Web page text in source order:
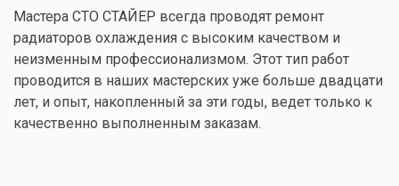
Мастера СТО СТАЙЕР всегда проводят ремонт
радиаторов охлаждения с высоким качеством и
неизменным профессионализмом. Этот тип работ
проводится в наших мастерских уже больше двадцати
лет, и опыт, накопленный за эти годы, ведет только к
качественно выполненным заказам.